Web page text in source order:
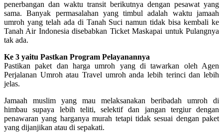
penerbangan dan waktu transit berikutnya dengan pesawat yang
sama. Banyak permasalahan yang timbul adalah waktu jamaah
umroh yang telah ada di Tanah Suci namun tidak bisa kembali ke
Tanah Air Indonesia disebabkan Ticket Maskapai untuk Pulangnya
tak ada.
Ke 3 yaitu Pastkan Program Pelayanannya
Pastikan paket dan harga umroh yang di tawarkan oleh Agen
Perjalanan Umroh atau Travel umroh anda lebih terinci dan lebih
jelas.
Jamaah muslim yang mau melaksanakan beribadah umroh di
himbau supaya lebih teliti, selektif dan jangan tergiur dengan
penawaran yang harganya murah tetapi tidak sesuai dengan paket
yang dijanjikan atau di sepakati.